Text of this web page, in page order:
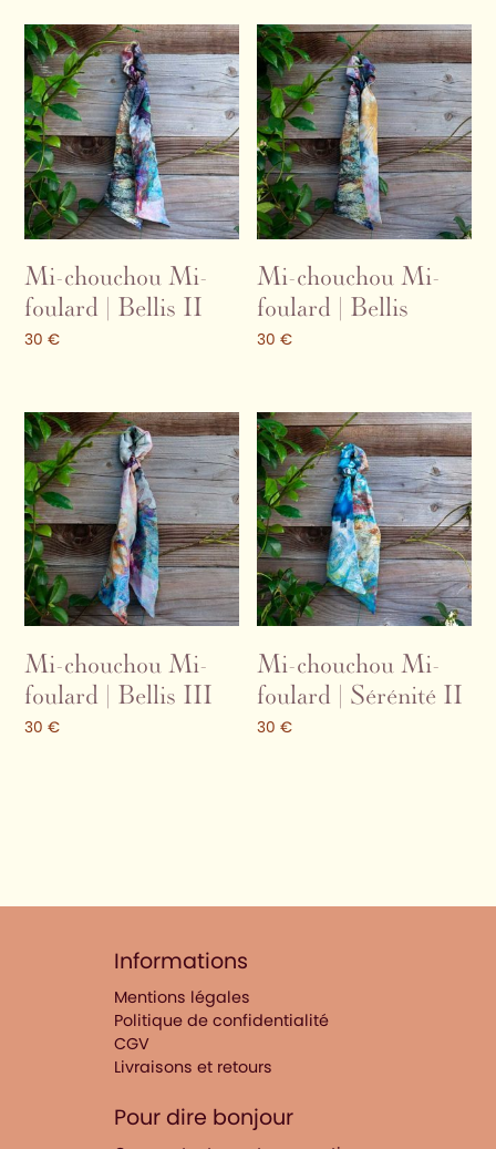
Mi-chouchou Mi-
foulard | Bellis II
30€
Mi-chouchou Mi-
foulard | Bellis
30€
Mi-chouchou Mi-
foulard | Bellis III
30€
Mi-chouchou Mi-
foulard | Sérénité II
30€
Informations
Mentions légales
Politique de confidentialité
CGV
Livraisons et retours
Pour dire bonjour